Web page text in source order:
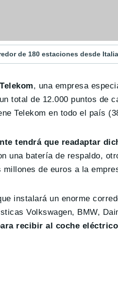
de 180 estaciones desde
, una empresa
total de 12.000 puntos de
Telekom en todo el país
tendrá que readaptar
una batería de respaldo,
de euros a la
instalará un enorme
Volkswagen, BMW,
recibir al coche eléctrico